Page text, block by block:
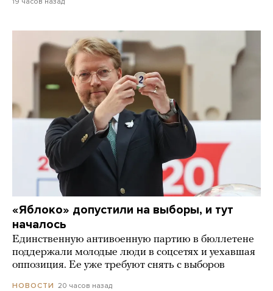
«Яблоко» допустили на выборы, и тут
началось
Единственную антивоенную партию в бюллетене
поддержали молодые люди в соцсетях и уехавшая
оппозиция. Ее уже требуют снять с выборов
НОВОСТИ 20 часов назад